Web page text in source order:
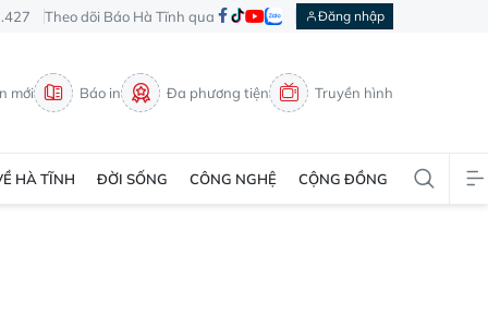
Theo dõi Báo Hà Tĩnh qua Đăng nhập
mới Báo in Đa phương tiện Truyền hình
HÀ TĨNH ĐỜI SỐNG CÔNG NGHỆ CỘNG ĐỒNG